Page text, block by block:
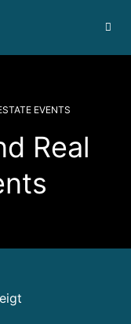
EVENTS
Real